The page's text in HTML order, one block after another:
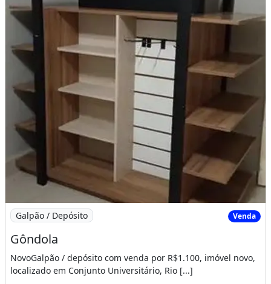
Imagem: Gôndola
Galpão / Depósito Venda
Gôndola
NovoGalpão / depósito com venda por R$1.100, imóvel novo,
localizado em Conjunto Universitário, Rio [...]